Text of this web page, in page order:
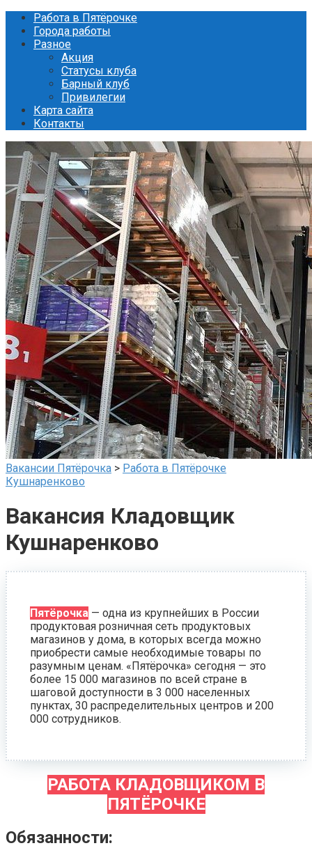
Перейти
контенту
Работа в Пятёрочке
Города работы
Разное
Акция
Статусы клуба
Барный клуб
Привилегии
Карта сайта
Контакты
Вакансии Пятёрочка > Работа в Пятёрочке
Кушнаренково
Вакансия Кладовщик
Кушнаренково
Пятёрочка — одна из крупнейших в России
продуктовая розничная сеть продуктовых
магазинов у дома, в которых всегда можно
приобрести самые необходимые товары по
разумным ценам. «Пятёрочка» сегодня — это
более 15 000 магазинов по всей стране в
шаговой доступности в 3 000 населенных
пунктах, 30 распределительных центров и 200
000 сотрудников.
РАБОТА КЛАДОВЩИКОМ В
ПЯТЁРОЧКЕ
Обязанности: